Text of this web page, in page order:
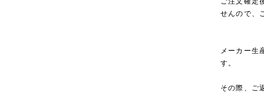
せんので、
メーカー生
す。
その際、ご